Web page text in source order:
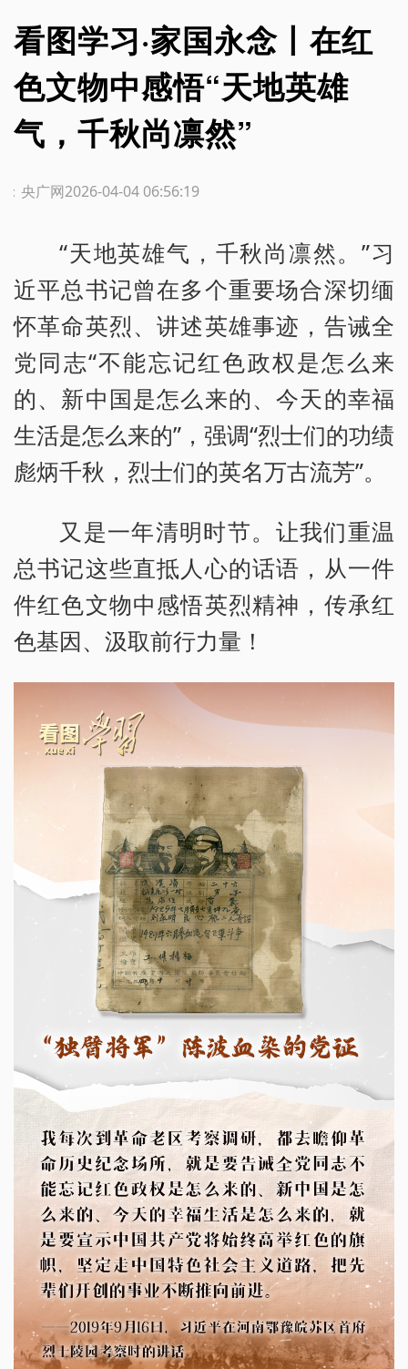
看图学习·家国永念丨在红
色文物中感悟“天地英雄
气，千秋尚凛然”
2026-04-04 06:56:19
：央广网
“天地英雄气，千秋尚凛然。”习
近平总书记曾在多个重要场合深切缅
怀革命英烈、讲述英雄事迹，告诫全
党同志“不能忘记红色政权是怎么来
的、新中国是怎么来的、今天的幸福
生活是怎么来的”，强调“烈士们的功绩
彪炳千秋，烈士们的英名万古流芳”。
又是一年清明时节。让我们重温
总书记这些直抵人心的话语，从一件
件红色文物中感悟英烈精神，传承红
色基因、汲取前行力量！